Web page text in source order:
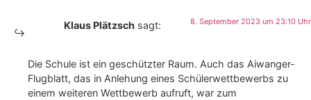
Klaus Plätzsch sagt: 8. September 2023 um 23:10 Uhr
Die Schule ist ein geschützter Raum. Auch das Aiwanger-
Flugblatt, das in Anlehung eines Schülerwettbewerbs zu
einem weiteren Wettbewerb aufruft, war zum